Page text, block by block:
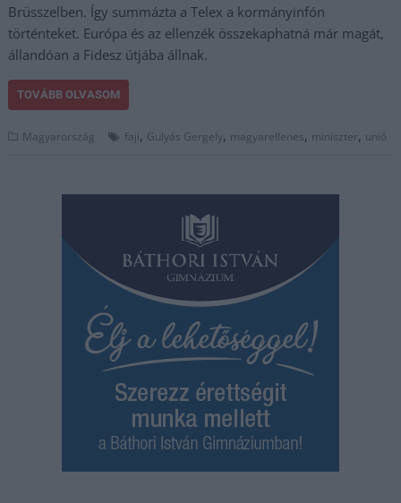
Brüsszelben. Így summázta a Telex a kormányinfón
történteket. Európa és az ellenzék összekaphatná már magát,
állandóan a Fidesz útjába állnak.
TOVÁBB OLVASOM
Magyarország faji, Gulyás Gergely, magyarellenes, miniszter, unió